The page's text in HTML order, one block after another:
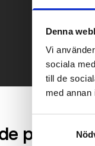
Denna
Vi
sociala
till de
med